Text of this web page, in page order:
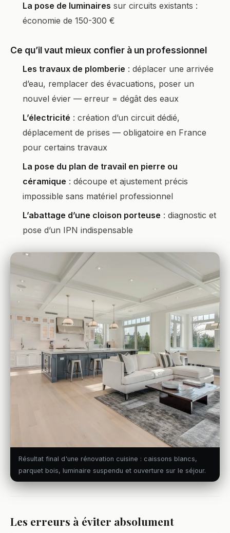
La pose de luminaires sur circuits existants :
économie de 150-300 €
Ce qu’il vaut mieux confier à un professionnel
Les travaux de plomberie : déplacer une arrivée
d’eau, remplacer des évacuations, poser un
nouvel évier — erreur = dégât des eaux
L’électricité : création d’un circuit dédié,
déplacement de prises — obligatoire en France
pour certains travaux
La pose du plan de travail en pierre ou
céramique : découpe et ajustement précis
impossible sans matériel professionnel
L’abattage d’une cloison porteuse : diagnostic et
pose d’un IPN indispensable
Résultat final d'une rénovation cuisine : caissons blancs,
parquet bois, luminaire suspendu et ouverture sur le séjour.
Les erreurs à éviter absolument